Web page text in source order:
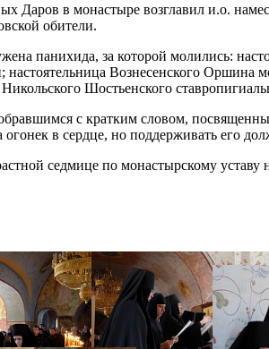
Даров в монастыре возглавил и.о.
обители.
панихида, за которой молились:
Вознесенского Оршина
Шостьенского
с кратким словом,
огонек в сердце, но поддерживать его
седмице по монастырскому